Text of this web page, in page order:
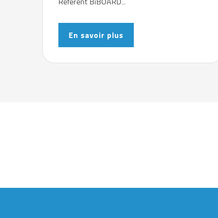
En savoir plus